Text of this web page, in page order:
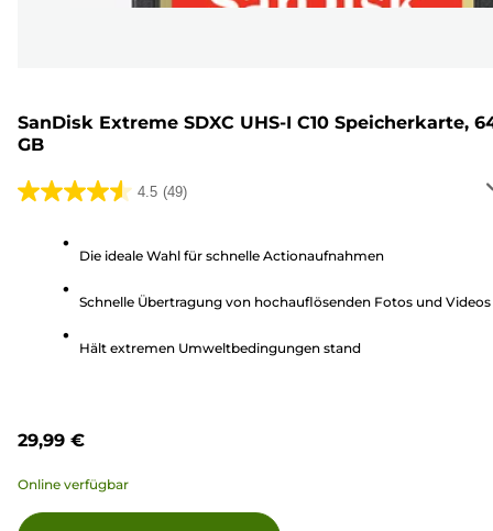
SanDisk Extreme SDXC UHS-I C10 Speicherkarte,
GB
4.5 (49)
4.5
Sternen.
Bewertungen
Die ideale Wahl für schnelle Actionaufnahmen
Schnelle Übertragung von hochauflösenden Fotos und Videos
Hält extremen Umweltbedingungen stand
29,99 €
Online verfügbar